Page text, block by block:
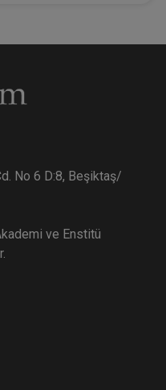
No 6 D:8, Beşiktaş/
ve Enstitü